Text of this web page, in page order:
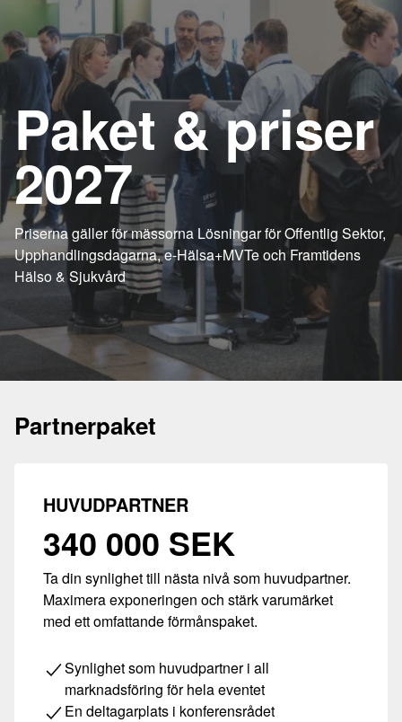
Paket & priser
2027
Priserna gäller för mässorna Lösningar för Offentlig Sektor,
Upphandlingsdagarna, e-Hälsa+MVTe och Framtidens
Hälso & Sjukvård
Partnerpaket
HUVUDPARTNER
340 000 SEK
Ta din synlighet till nästa nivå som huvudpartner.
Maximera exponeringen och stärk varumärket
med ett omfattande förmånspaket.
Synlighet som huvudpartner i all
marknadsföring för hela eventet
En deltagarplats i konferensrådet